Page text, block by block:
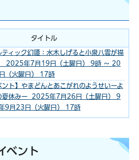
タイトル
ティック幻譚：水木しげると小泉八雲が描
2025年7月19日（土曜日） 9時 ～ 20
（火曜日） 17時
ント】やまどんとあこがれのようせいーよ
夏休みー 2025年7月26日（土曜日） 9
9月23日（火曜日） 17時
ベント